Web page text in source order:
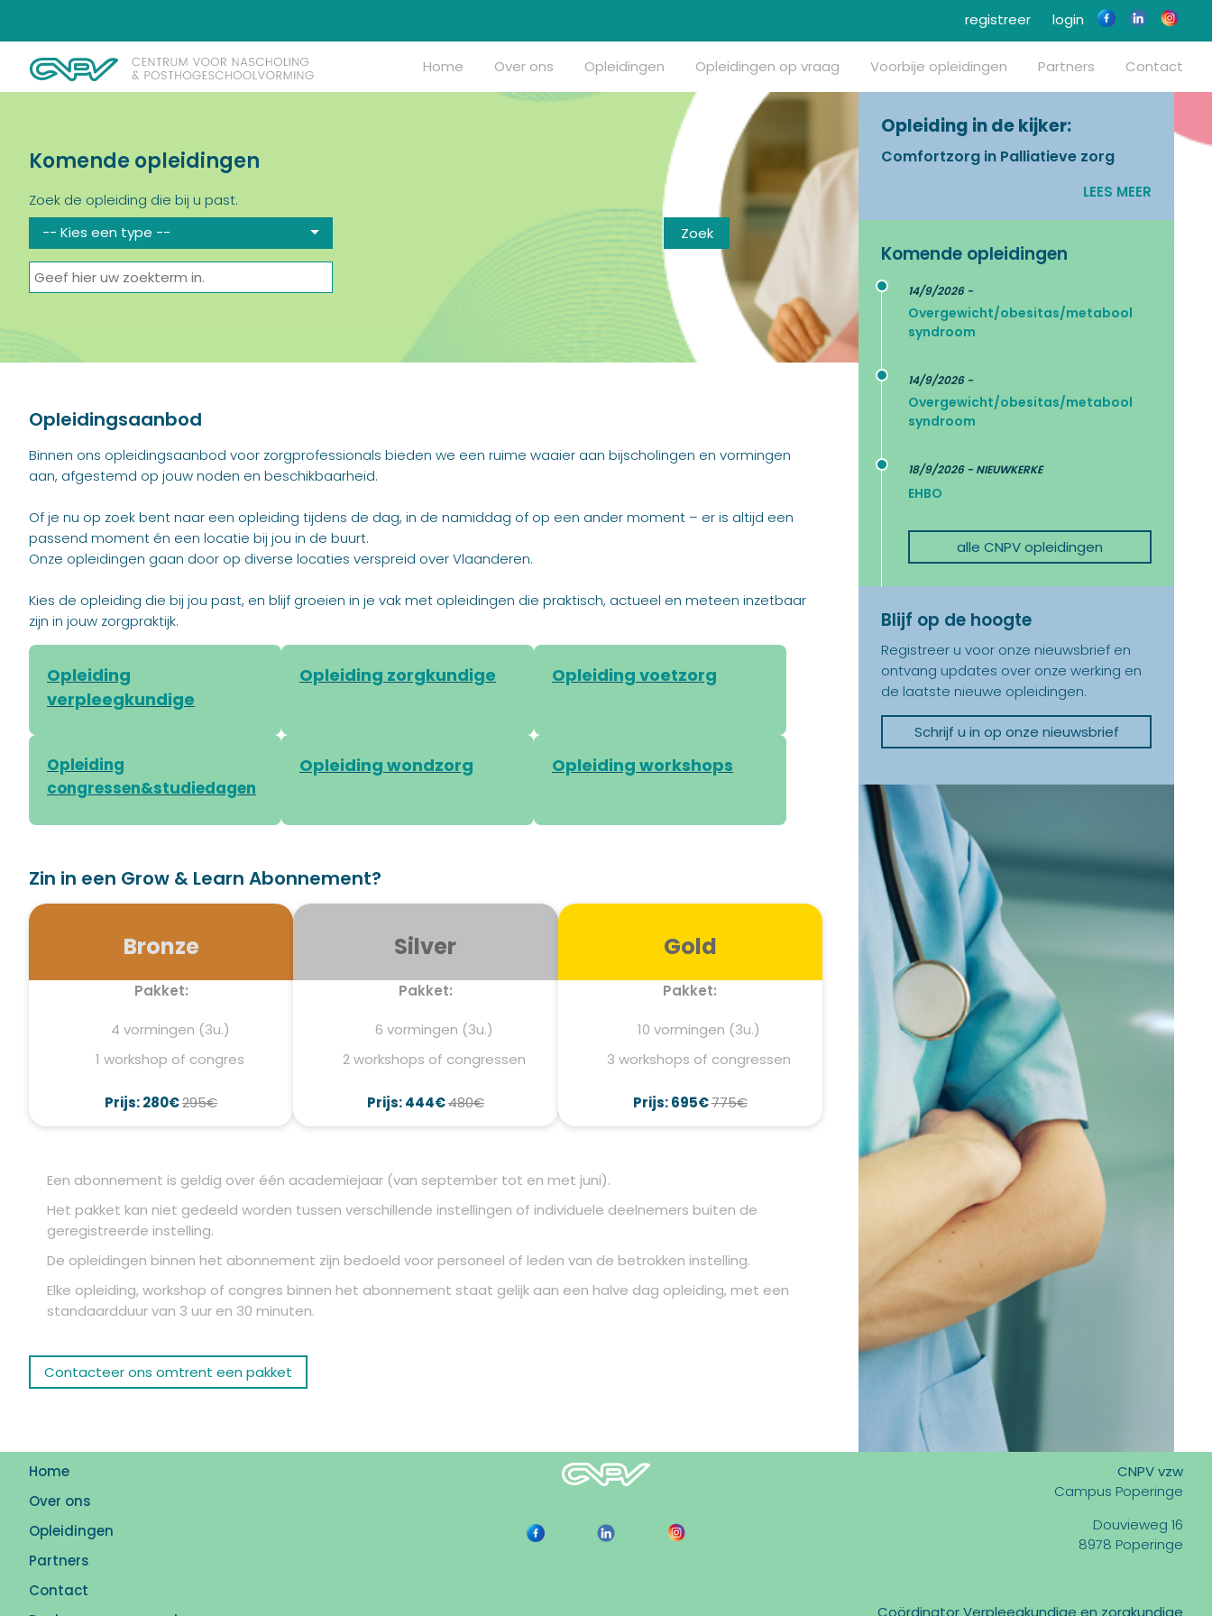
login
registreer
Home Over ons Opleidingen Opleidingen op vraag Voorbije opleidingen Partners Contact
Komende opleidingen
Zoek de opleiding die bij u past.
-- Kies een type --
Opleiding in de kijker:
Comfortzorg in Palliatieve zorg
LEES MEER
Komende opleidingen
14/9/2026 -
Overgewicht/obesitas/metabool
syndroom
14/9/2026 -
Overgewicht/obesitas/metabool
syndroom
18/9/2026 - NIEUWKERKE
EHBO
alle CNPV opleidingen
Blijf op de hoogte
Registreer u voor onze nieuwsbrief en
ontvang updates over onze werking en
de laatste nieuwe opleidingen.
Schrijf u in op onze nieuwsbrief
Opleidingsaanbod
Binnen ons opleidingsaanbod voor zorgprofessionals bieden we een ruime waaier aan bijscholingen en vormingen
aan, afgestemd op jouw noden en beschikbaarheid.
Of je nu op zoek bent naar een opleiding tijdens de dag, in de namiddag of op een ander moment – er is altijd een
passend moment én een locatie bij jou in de buurt.
Onze opleidingen gaan door op diverse locaties verspreid over Vlaanderen.
Kies de opleiding die bij jou past, en blijf groeien in je vak met opleidingen die praktisch, actueel en meteen inzetbaar
zijn in jouw zorgpraktijk.
Opleiding
verpleegkundige
Opleiding zorgkundige Opleiding voetzorg
Opleiding
congressen&studiedagen
Opleiding wondzorg Opleiding workshops
Zin in een Grow & Learn Abonnement?
Bronze
Pakket:
4 vormingen (3u.)
1 workshop of congres
Prijs: 280€295€
Silver
Pakket:
6 vormingen (3u.)
2 workshops of congressen
Prijs: 444€480€
Gold
Pakket:
10 vormingen (3u.)
3 workshops of congressen
Prijs: 695€775€
Een abonnement is geldig over één academiejaar (van september tot en met juni).
Het pakket kan niet gedeeld worden tussen verschillende instellingen of individuele deelnemers buiten de
geregistreerde instelling.
De opleidingen binnen het abonnement zijn bedoeld voor personeel of leden van de betrokken instelling.
Elke opleiding, workshop of congres binnen het abonnement staat gelijk aan een halve dag opleiding, met een
standaardduur van 3 uur en 30 minuten.
Contacteer ons omtrent een pakket
Home
Over ons
Opleidingen
Partners
Contact
CNPV vzw
Campus Poperinge
Douvieweg 16
8978 Poperinge